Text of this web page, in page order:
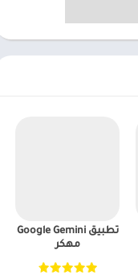
تطبيق Google Gemini
مهكر